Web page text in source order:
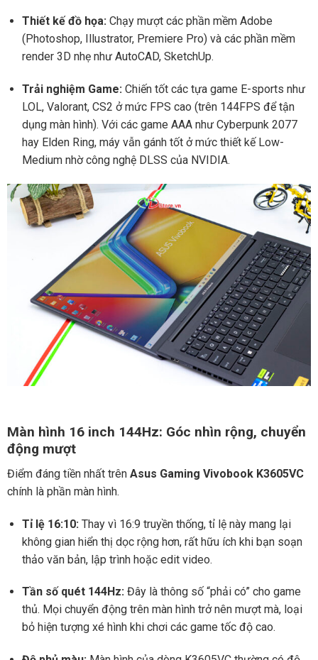
Thiết kế đồ họa:Chạy mượt các phần mềm Adobe
(Photoshop, Illustrator, Premiere Pro) và các phần mềm
render 3D nhẹ như AutoCAD, SketchUp.
Trải nghiệm Game:Chiến tốt các tựa game E-sports như
LOL, Valorant, CS2 ở mức FPS cao (trên 144FPS để tận
dụng màn hình). Với các game AAA như Cyberpunk 2077
hay Elden Ring, máy vẫn gánh tốt ở mức thiết kế Low-
Medium nhờ công nghệ DLSS của NVIDIA.
Màn hình 16 inch 144Hz: Góc nhìn rộng, chuyển
động mượt
Điểm đáng tiền nhất trên Asus Gaming Vivobook K3605VC
chính là phần màn hình.
Tỉ lệ 16:10: Thay vì 16:9 truyền thống, tỉ lệ này mang lại
không gian hiển thị dọc rộng hơn, rất hữu ích khi bạn soạn
thảo văn bản, lập trình hoặc edit video.
Tần số quét 144Hz:Đây là thông số “phải có” cho game
thủ. Mọi chuyển động trên màn hình trở nên mượt mà, loại
bỏ hiện tượng xé hình khi chơi các game tốc độ cao.